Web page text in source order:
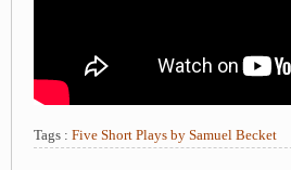
Tags : Five Short Plays by Samuel Becket